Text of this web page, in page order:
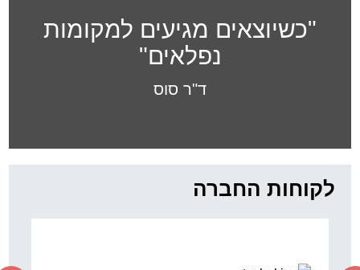
"כשיוצאים מגיעים למקומות
נפלאים"
ד"ר סוס